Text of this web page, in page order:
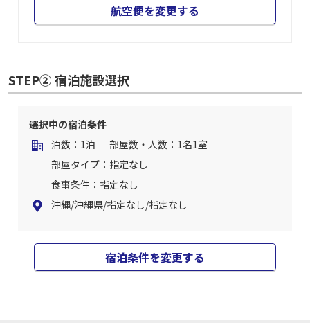
航空便を変更する
STEP② 宿泊施設選択
選択中の宿泊条件
泊数：1泊
部屋数・人数：1名1室
部屋タイプ：指定なし
食事条件：指定なし
沖縄/沖縄県/指定なし/指定なし
宿泊条件を変更する